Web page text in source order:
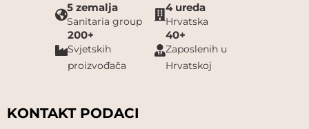
5 zemalja
Sanitaria group
4 ureda
Hrvatska
200+
Svjetskih
proizvođača
40+
Zaposlenih u
Hrvatskoj
KONTAKT PODACI